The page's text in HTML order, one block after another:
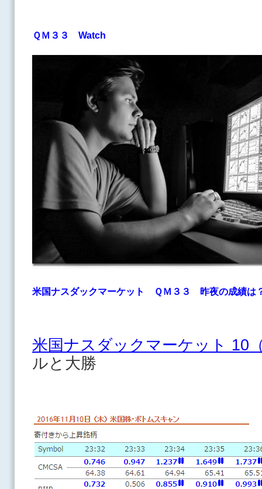
ＱＭ３３ Watch
米国ナスダックマーケット ＱＭ３３ 昨夜の成績は
米国ナスダックマーケット 10
ルと大勝